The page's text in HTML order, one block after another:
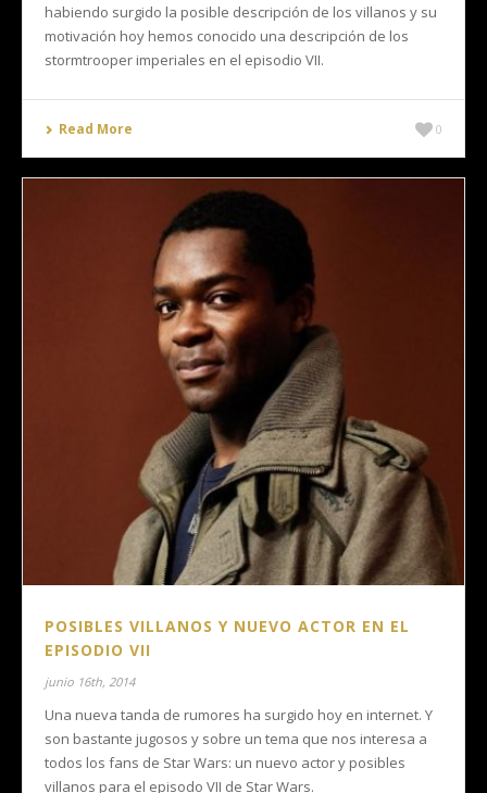
habiendo surgido la posible descripción de los villanos y su
motivación hoy hemos conocido una descripción de los
stormtrooper imperiales en el episodio VII.
Read More 0
POSIBLES VILLANOS Y NUEVO ACTOR EN EL
EPISODIO VII
junio 16th, 2014
Una nueva tanda de rumores ha surgido hoy en internet. Y
son bastante jugosos y sobre un tema que nos interesa a
todos los fans de Star Wars: un nuevo actor y posibles
villanos para el episodo VII de Star Wars.